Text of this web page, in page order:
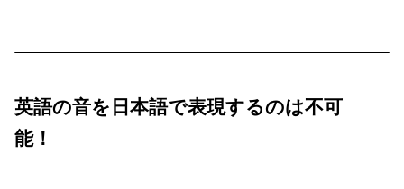
英語の音を日本語で表現するのは不可
能！